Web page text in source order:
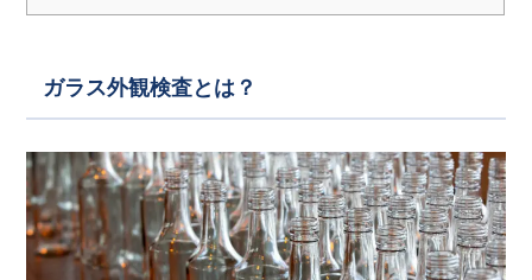
ガラス外観検査とは？